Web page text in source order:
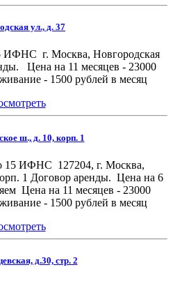
ул., д. 37
ИФНС г. Москва, Новгородская
Цена на 11 месяцев - 23000
- 1500 рублей в месяц
ш., д. 10, корп. 1
15 ИФНС 127204, г. Москва,
1 Договор аренды. Цена на 6
Цена на 11 месяцев - 23000
- 1500 рублей в месяц
д.30, стр. 2